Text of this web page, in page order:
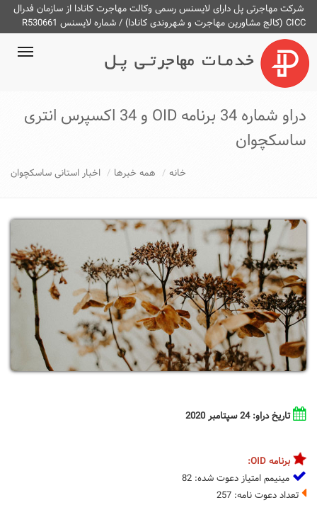
شرکت مهاجرتی پل دارای لایسنس رسمی وکالت مهاجرت کانادا از سازمان فدرال
CICC (کالج مشاورین مهاجرت و شهروندی کانادا) / شماره لایسنس R530661
دراو شماره 34 برنامه OID و 34 اکسپرس انتری
ساسکچوان
خانه همه خبرها اخبار استانی ساسکچوان
تاریخ دراو: 24 سپتامبر 2020
برنامه OID:
مینیمم امتیاز دعوت شده: 82
تعداد دعوت نامه: 257